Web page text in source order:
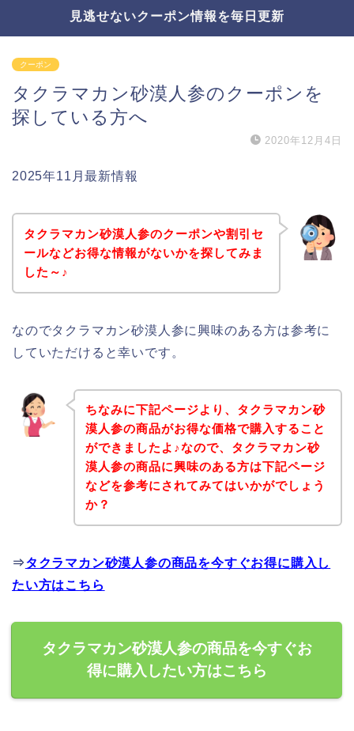
見逃せないクーポン情報を毎日更新
クーポン
タクラマカン砂漠人参のクーポンを
探している方へ
2020年12月4日
2025年11月最新情報
タクラマカン砂漠人参のクーポンや割引セ
ールなどお得な情報がないかを探してみま
した～♪
なのでタクラマカン砂漠人参に興味のある方は参考に
していただけると幸いです。
ちなみに下記ページより、タクラマカン砂
漠人参の商品がお得な価格で購入すること
ができましたよ♪なので、タクラマカン砂
漠人参の商品に興味のある方は下記ページ
などを参考にされてみてはいかがでしょう
か？
⇒タクラマカン砂漠人参の商品を今すぐお得に購入し
たい方はこちら
タクラマカン砂漠人参の商品を今すぐお
得に購入したい方はこちら